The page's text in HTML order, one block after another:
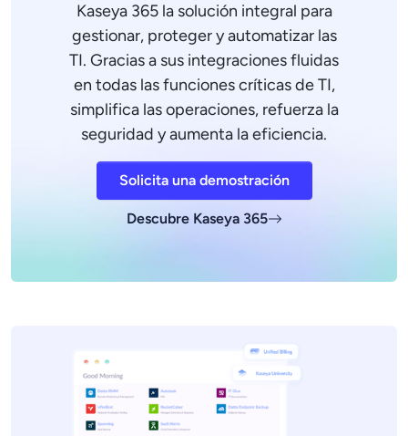
Kaseya 365 la solución integral para
gestionar, proteger y automatizar las
TI. Gracias a sus integraciones fluidas
en todas las funciones críticas de TI,
simplifica las operaciones, refuerza la
seguridad y aumenta la eficiencia.
Solicita una demostración
Descubre Kaseya 365